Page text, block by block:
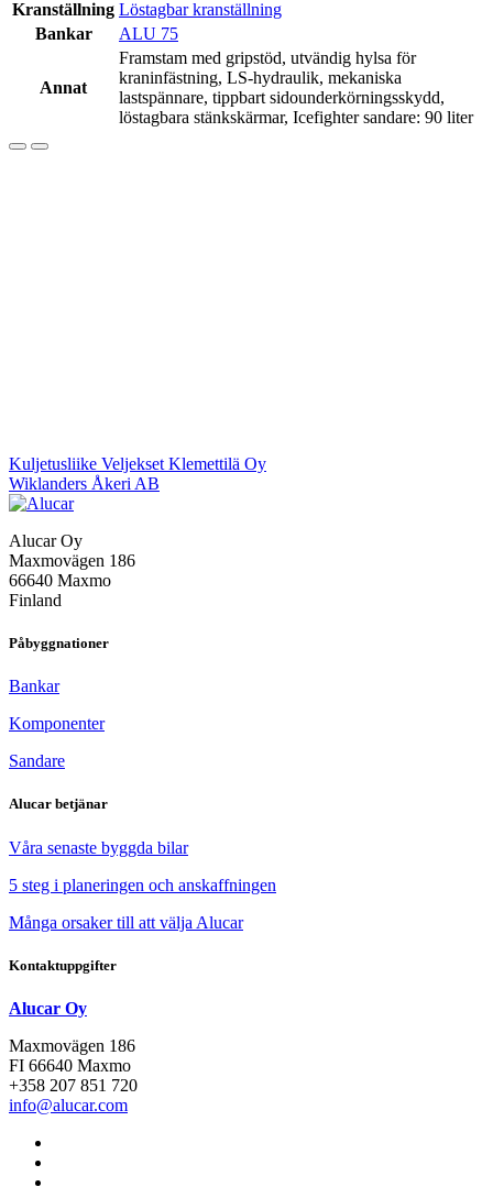
Kranställning Löstagbar kranställning
Bankar
ALU 75
Annat
Framstam med gripstöd, utvändig hylsa för
kraninfästning, LS-hydraulik, mekaniska
lastspännare, tippbart sidounderkörningsskydd,
löstagbara stänkskärmar, Icefighter sandare: 90 liter
Inläggsnavigering
Kuljetusliike Veljekset Klemettilä Oy
Wiklanders Åkeri AB
Alucar Oy
Maxmovägen 186
66640 Maxmo
Finland
Påbyggnationer
Bankar
Komponenter
Sandare
Alucar betjänar
Våra senaste byggda bilar
5 steg i planeringen och anskaffningen
Många orsaker till att välja Alucar
Kontaktuppgifter
Alucar Oy
Maxmovägen 186
FI 66640 Maxmo
+358 207 851 720
info@alucar.com